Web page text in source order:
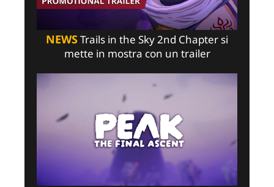
NEWSTrails in the Sky 2nd Chapter si
mette in mostra con un trailer